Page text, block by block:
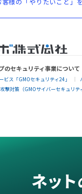
のセキュリティ事業について
ス「GMOセキュリティ24」
撃対策（GMOサイバーセキュリテ